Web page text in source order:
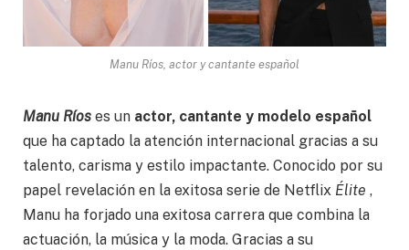
Manu Ríos, actor y cantante español
Manu Ríos es un actor, cantante y modelo español
que ha captado la atención internacional gracias a su
talento, carisma y estilo impactante. Conocido por su
papel revelación en la exitosa serie de Netflix Élite ,
Manu ha forjado una exitosa carrera que combina la
actuación, la música y la moda. Gracias a su